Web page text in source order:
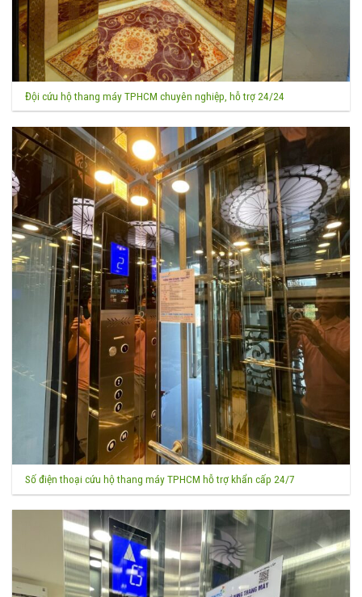
Đội cứu hộ thang máy TPHCM chuyên nghiệp, hỗ trợ 24/24
Số điện thoại cứu hộ thang máy TPHCM hỗ trợ khẩn cấp 24/7